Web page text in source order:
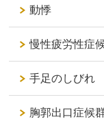
動悸
慢性疲労性症
手足のしびれ
胸郭出口症候